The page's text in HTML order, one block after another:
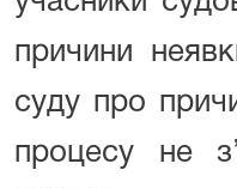
причини
суду про
процесу не